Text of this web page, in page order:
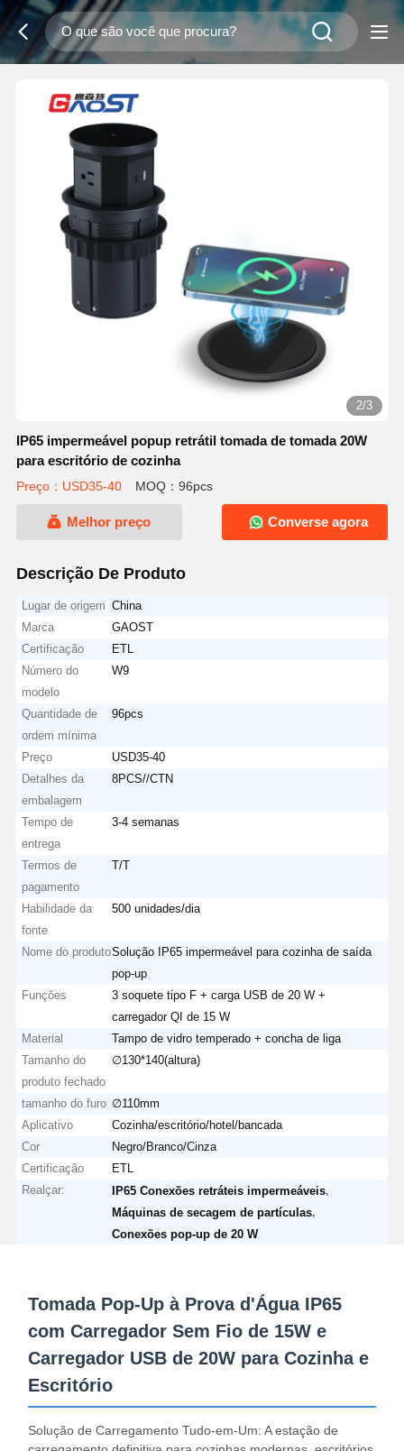
2/3
IP65 impermeável popup retrátil tomada de tomada 20W
para escritório de cozinha
Preço：USD35-40 MOQ：96pcs
Melhor preço Converse agora
Descrição De Produto
Lugar de origem China
Marca
GAOST
Certificação
ETL
Número do
modelo
W9
Quantidade de
ordem mínima
96pcs
Preço
USD35-40
Detalhes da
embalagem
8PCS//CTN
Tempo de
entrega
3-4 semanas
Termos de
pagamento
T/T
Habilidade da
fonte
500 unidades/dia
Nome do produtoSolução IP65 impermeável para cozinha de saída
pop-up
Funções
3 soquete tipo F + carga USB de 20 W +
carregador QI de 15 W
Material
Tampo de vidro temperado + concha de liga
Tamanho do
produto fechado
∅130*140(altura)
tamanho do furo ∅110mm
Aplicativo
Cozinha/escritório/hotel/bancada
Cor
Negro/Branco/Cinza
Certificação
ETL
Realçar:
IP65 Conexões retráteis impermeáveis
Máquinas de secagem de partículas
Conexões pop-up de 20 W
Tomada Pop-Up à Prova d'Água IP65
com Carregador Sem Fio de 15W e
Carregador USB de 20W para Cozinha e
Escritório
Solução de Carregamento Tudo-em-Um: A estação de